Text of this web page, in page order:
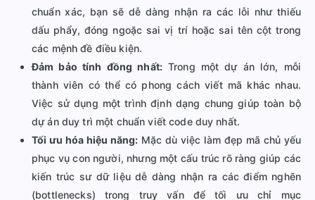
chuẩn xác, bạn sẽ dễ dàng nhận ra các lỗi như thiếu
dấu phẩy, đóng ngoặc sai vị trí hoặc sai tên cột trong
các mệnh đề điều kiện.
Đảm bảo tính đồng nhất:Trong một dự án lớn, mỗi
thành viên có thể có phong cách viết mã khác nhau.
Việc sử dụng một trình định dạng chung giúp toàn bộ
dự án duy trì một chuẩn viết code duy nhất.
Tối ưu hóa hiệu năng: Mặc dù việc làm đẹp mã chủ yếu
phục vụ con người, nhưng một cấu trúc rõ ràng giúp các
kiến trúc sư dữ liệu dễ dàng nhận ra các điểm nghẽn
(bottlenecks) trong truy vấn để tối ưu chỉ mục